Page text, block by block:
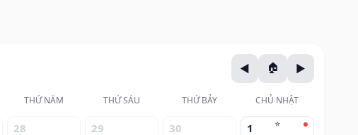
THỨ NĂM THỨ SÁU THỨ BẢY CHỦ NHẬT
28 29 30 ⭐
1